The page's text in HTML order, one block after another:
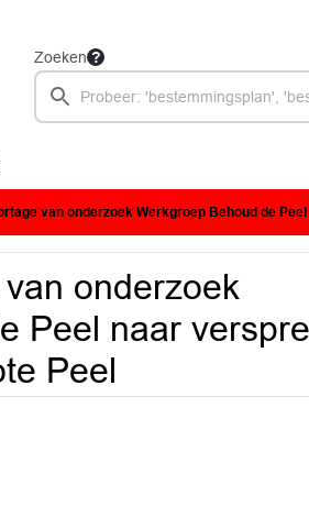
Zoeken
Werkgroep Behoud de Peel naar verspreiding van pesticiden in De Groote Peel
onderzoek
Peel naar
Peel